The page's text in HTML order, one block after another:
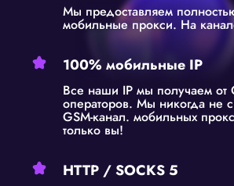
Мы предоставляем
мобильные прокси. На
100% мобильные IP
Все наши IP мы получаем от
операторов. Мы никогда не
GSM-канал. мобильных
только вы!
HTTP / SOCKS 5